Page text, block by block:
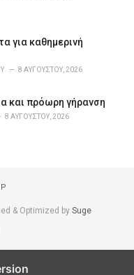
για καθημερινή
8 ΑΥΓΟΎΣΤΟΥ, 2026
και πρόωρη γήρανση
8 ΑΥΓΟΎΣΤΟΥ, 2026
& Optimized by Suge